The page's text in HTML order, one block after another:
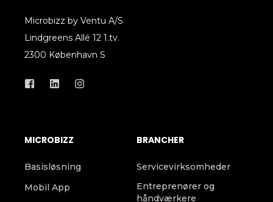
Microbizz by Ventu A/S
Lindgreens Allé 12 1.tv.
2300 København S
MICROBIZZ
Basisløsning
Mobil App
BRANCHER
Servicevirksomheder
Entreprenører og
håndværkere